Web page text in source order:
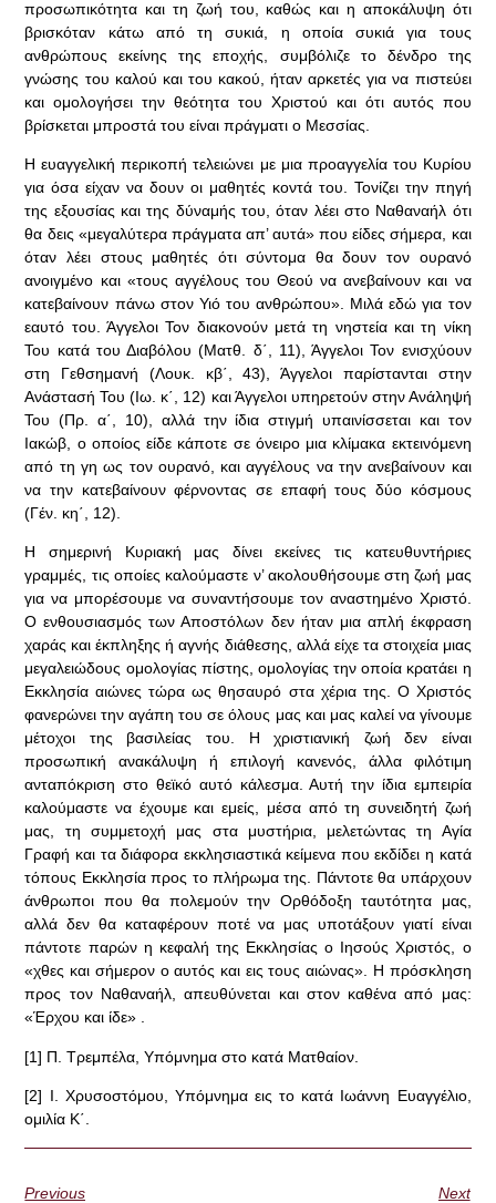
προσωπικότητα και τη ζωή του, καθώς και η αποκάλυψη ότι
βρισκόταν κάτω από τη συκιά, η οποία συκιά για τους
ανθρώπους εκείνης της εποχής, συμβόλιζε το δένδρο της
γνώσης του καλού και του κακού, ήταν αρκετές για να πιστεύει
και ομολογήσει την θεότητα του Χριστού και ότι αυτός που
βρίσκεται μπροστά του είναι πράγματι ο Μεσσίας.
Η ευαγγελική περικοπή τελειώνει με μια προαγγελία του Κυρίου
για όσα είχαν να δουν οι μαθητές κοντά του. Τονίζει την πηγή
της εξουσίας και της δύναμής του, όταν λέει στο Ναθαναήλ ότι
θα δεις «μεγαλύτερα πράγματα απ’ αυτά» που είδες σήμερα, και
όταν λέει στους μαθητές ότι σύντομα θα δουν τον ουρανό
ανοιγμένο και «τους αγγέλους του Θεού να ανεβαίνουν και να
κατεβαίνουν πάνω στον Υιό του ανθρώπου». Μιλά εδώ για τον
εαυτό του. Άγγελοι Τον διακονούν μετά τη νηστεία και τη νίκη
Του κατά του Διαβόλου (Ματθ. δ΄, 11), Άγγελοι Τον ενισχύουν
στη Γεθσημανή (Λουκ. κβ΄, 43), Άγγελοι παρίστανται στην
Ανάστασή Του (Ιω. κ΄, 12) και Άγγελοι υπηρετούν στην Ανάληψή
Του (Πρ. α΄, 10), αλλά την ίδια στιγμή υπαινίσσεται και τον
Ιακώβ, ο οποίος είδε κάποτε σε όνειρο μια κλίμακα εκτεινόμενη
από τη γη ως τον ουρανό, και αγγέλους να την ανεβαίνουν και
να την κατεβαίνουν φέρνοντας σε επαφή τους δύο κόσμους
(Γέν. κη΄, 12).
Η σημερινή Κυριακή μας δίνει εκείνες τις κατευθυντήριες
γραμμές, τις οποίες καλούμαστε ν’ ακολουθήσουμε στη ζωή μας
για να μπορέσουμε να συναντήσουμε τον αναστημένο Χριστό.
Ο ενθουσιασμός των Αποστόλων δεν ήταν μια απλή έκφραση
χαράς και έκπληξης ή αγνής διάθεσης, αλλά είχε τα στοιχεία μιας
μεγαλειώδους ομολογίας πίστης, ομολογίας την οποία κρατάει η
Εκκλησία αιώνες τώρα ως θησαυρό στα χέρια της. Ο Χριστός
φανερώνει την αγάπη του σε όλους μας και μας καλεί να γίνουμε
μέτοχοι της βασιλείας του. Η χριστιανική ζωή δεν είναι
προσωπική ανακάλυψη ή επιλογή κανενός, άλλα φιλότιμη
ανταπόκριση στο θεϊκό αυτό κάλεσμα. Αυτή την ίδια εμπειρία
καλούμαστε να έχουμε και εμείς, μέσα από τη συνειδητή ζωή
μας, τη συμμετοχή μας στα μυστήρια, μελετώντας τη Αγία
Γραφή και τα διάφορα εκκλησιαστικά κείμενα που εκδίδει η κατά
τόπους Εκκλησία προς το πλήρωμα της. Πάντοτε θα υπάρχουν
άνθρωποι που θα πολεμούν την Ορθόδοξη ταυτότητα μας,
αλλά δεν θα καταφέρουν ποτέ να μας υποτάξουν γιατί είναι
πάντοτε παρών η κεφαλή της Εκκλησίας ο Ιησούς Χριστός, ο
«χθες και σήμερον ο αυτός και εις τους αιώνας». Η πρόσκληση
προς τον Ναθαναήλ, απευθύνεται και στον καθένα από μας:
«Έρχου και ίδε» .
[1] Π. Τρεμπέλα, Υπόμνημα στο κατά Ματθαίον.
[2] Ι. Χρυσοστόμου, Υπόμνημα εις το κατά Ιωάννη Ευαγγέλιο,
ομιλία Κ΄.
Previous
Next